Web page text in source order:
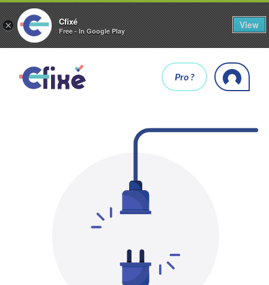
× Cfixé
Free - In Google Play
View
Pro ?